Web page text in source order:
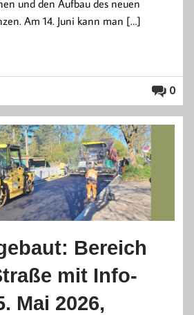
und den Aufbau des neuen
Am 14. Juni kann man […]
0
Bereich
mit Info-
Mai 2026,